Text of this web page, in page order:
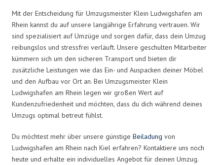
Mit der Entscheidung für Umzugsmeister Klein Ludwigshafen am
Rhein kannst du auf unsere langjährige Erfahrung vertrauen. Wir
sind spezialisiert auf Umzüge und sorgen dafür, dass dein Umzug
reibungslos und stressfrei verläuft. Unsere geschulten Mitarbeiter
kümmern sich um den sicheren Transport und bieten dir
zusätzliche Leistungen wie das Ein- und Auspacken deiner Möbel
und den Aufbau vor Ort an. Bei Umzugsmeister Klein
Ludwigshafen am Rhein legen wir großen Wert auf
Kundenzufriedenheit und möchten, dass du dich während deines
Umzugs optimal betreut fühlst.
Du möchtest mehr über unsere günstige Beiladung von
Ludwigshafen am Rhein nach Kiel erfahren? Kontaktiere uns noch
heute und erhalte ein individuelles Angebot für deinen Umzug.